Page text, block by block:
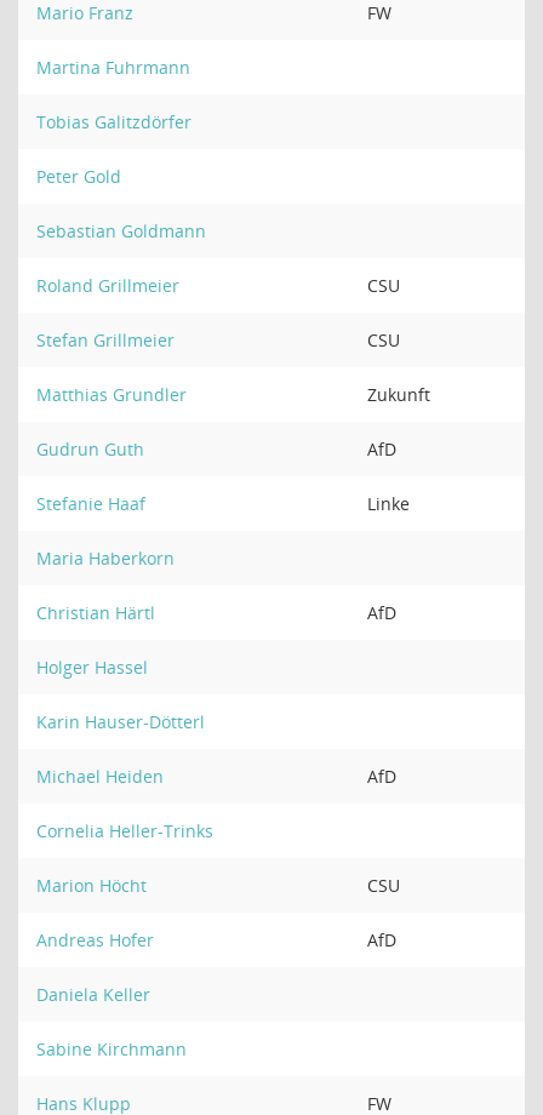
Mario Franz FW
Martina Fuhrmann
Tobias Galitzdörfer
Peter Gold
Sebastian Goldmann
Roland Grillmeier CSU
Stefan Grillmeier CSU
Matthias Grundler Zukunft
Gudrun Guth AfD
Stefanie Haaf Linke
Maria Haberkorn
Christian Härtl AfD
Holger Hassel
Karin Hauser-Dötterl
Michael Heiden AfD
Cornelia Heller-Trinks
Marion Höcht CSU
Andreas Hofer AfD
Daniela Keller
Sabine Kirchmann
Hans Klupp FW